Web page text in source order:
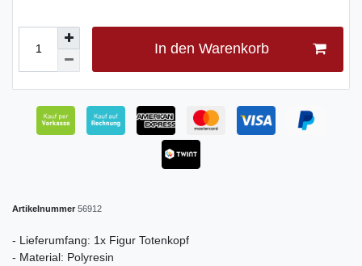
In den Warenkorb
Artikelnummer 56912
- Lieferumfang: 1x Figur Totenkopf
- Material: Polyresin